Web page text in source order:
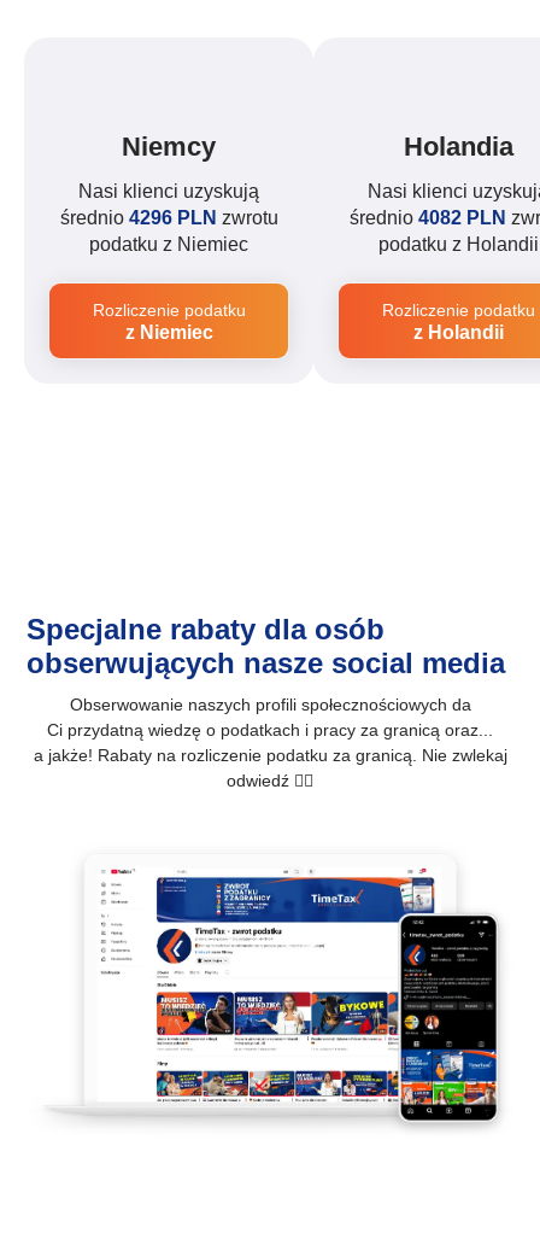
Niemcy
Nasi klienci uzyskują
średnio 4296 PLN zwrotu
podatku z Niemiec
Rozliczenie podatku
z Niemiec
Holandia
Nasi klienci
średnio 4082 PLN
podatku z Holandii
Rozliczenie podatku
z Holandii
Specjalne rabaty dla osób
obserwujących nasze social media
Obserwowanie naszych profili społecznościowych da
Ci przydatną wiedzę o podatkach i pracy za granicą oraz...
a jakże! Rabaty na rozliczenie podatku za granicą. Nie zwlekaj
odwiedź 👇🏻